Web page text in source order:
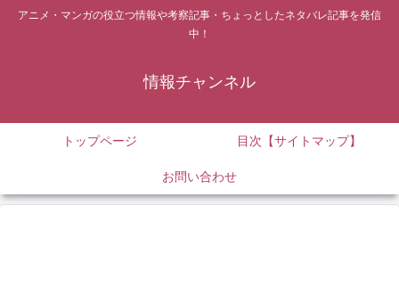
アニメ・マンガの役立つ情報や考察記事・ちょっとしたネタバレ記事を発信
中！
情報チャンネル
トップページ 目次【サイトマップ】
お問い合わせ